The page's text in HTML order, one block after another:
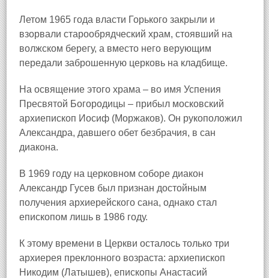
Летом 1965 года власти Горького закрыли и
взорвали старообрядческий храм, стоявший на
волжском берегу, а вместо него верующим
передали заброшенную церковь на кладбище.
На освящение этого храма – во имя Успения
Пресвятой Богородицы – прибыл московский
архиепископ Иосиф (Моржаков). Он рукоположил
Александра, давшего обет безбрачия, в сан
диакона.
В 1969 году на церковном соборе диакон
Александр Гусев был признан достойным
получения архиерейского сана, однако стал
епископом лишь в 1986 году.
К этому времени в Церкви осталось только три
архиерея преклонного возраста: архиепископ
Никодим (Латышев), епископы Анастасий